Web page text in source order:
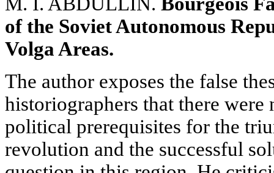
of the Soviet Autonomous
Volga Areas.
The author exposes the false
historiographers that there were
political prerequisites for the
revolution and the successful